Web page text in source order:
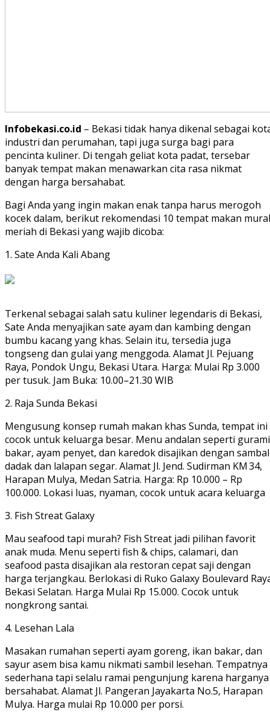
Infobekasi.co.id – Bekasi tidak hanya dikenal sebagai
industri dan perumahan, tapi juga surga bagi para
pencinta kuliner. Di tengah geliat kota padat, tersebar
banyak tempat makan menawarkan cita rasa nikmat
dengan harga bersahabat.
Bagi Anda yang ingin makan enak tanpa harus merogoh
kocek dalam, berikut rekomendasi 10 tempat makan
meriah di Bekasi yang wajib dicoba:
1. Sate Anda Kali Abang
Terkenal sebagai salah satu kuliner legendaris di Bekasi,
Sate Anda menyajikan sate ayam dan kambing dengan
bumbu kacang yang khas. Selain itu, tersedia juga
tongseng dan gulai yang menggoda. Alamat Jl. Pejuang
Raya, Pondok Ungu, Bekasi Utara. Harga: Mulai Rp 3.000
per tusuk. Jam Buka: 10.00–21.30 WIB
2. Raja Sunda Bekasi
Mengusung konsep rumah makan khas Sunda, tempat ini
cocok untuk keluarga besar. Menu andalan seperti gurami
bakar, ayam penyet, dan karedok disajikan dengan sambal
dadak dan lalapan segar. Alamat Jl. Jend. Sudirman KM 34,
Harapan Mulya, Medan Satria. Harga: Rp 10.000 – Rp
100.000. Lokasi luas, nyaman, cocok untuk acara keluarga
3. Fish Streat Galaxy
Mau seafood tapi murah? Fish Streat jadi pilihan favorit
anak muda. Menu seperti fish & chips, calamari, dan
seafood pasta disajikan ala restoran cepat saji dengan
harga terjangkau. Berlokasi di Ruko Galaxy Boulevard
Bekasi Selatan. Harga Mulai Rp 15.000. Cocok untuk
nongkrong santai.
4. Lesehan Lala
Masakan rumahan seperti ayam goreng, ikan bakar, dan
sayur asem bisa kamu nikmati sambil lesehan. Tempatnya
sederhana tapi selalu ramai pengunjung karena harganya
bersahabat. Alamat Jl. Pangeran Jayakarta No.5, Harapan
Mulya. Harga mulai Rp 10.000 per porsi.